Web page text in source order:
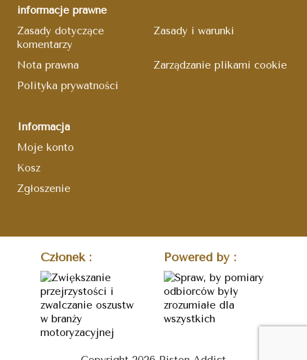
informacje prawne
Zasady dotyczące
komentarzy
Zasady i warunki
Nota prawna
Zarządzanie plikami cookie
Polityka prywatności
Informacja
Moje konto
Kosz
Zgłoszenie
Członek : Powered by :